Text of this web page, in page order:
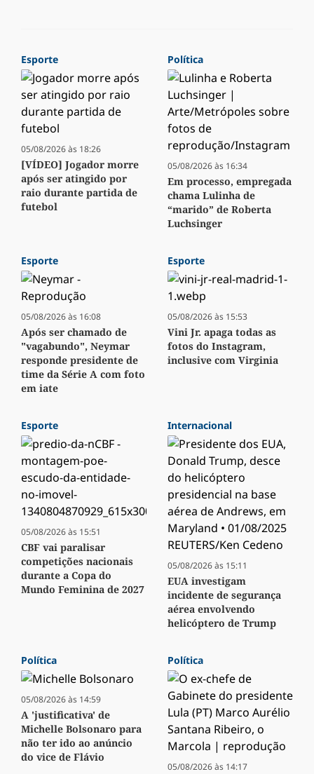
Esporte
05/08/2026 às 18:26
[VÍDEO] Jogador morre
após ser atingido por
raio durante partida de
futebol
Política
05/08/2026 às 16:34
Em processo, empregada
chama Lulinha de
“marido” de Roberta
Luchsinger
Esporte
05/08/2026 às 16:08
Após ser chamado de
"vagabundo", Neymar
responde presidente de
time da Série A com foto
em iate
Esporte
05/08/2026 às 15:53
Vini Jr. apaga todas as
fotos do Instagram,
inclusive com Virginia
Esporte
05/08/2026 às 15:51
CBF vai paralisar
competições nacionais
durante a Copa do
Mundo Feminina de 2027
Internacional
05/08/2026 às 15:11
EUA investigam
incidente de segurança
aérea envolvendo
helicóptero de Trump
Política
05/08/2026 às 14:59
A 'justificativa' de
Michelle Bolsonaro para
não ter ido ao anúncio
do vice de Flávio
Política
05/08/2026 às 14:17